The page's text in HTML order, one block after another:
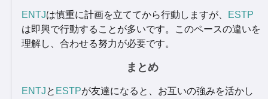
ENTJは慎重に計画を立ててから行動しますが、
ESTP
は即興で行動することが多いです。このペースの違いを
理解し、合わせる努力が必要です。
まとめ
ENTJと ESTPが友達になると、お互いの強みを活かし